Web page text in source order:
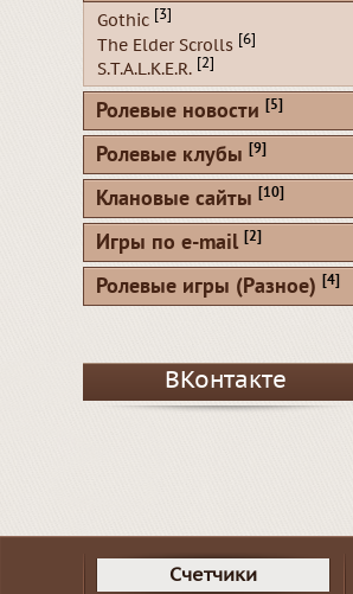
Gothic [3]
The Elder Scrolls [6]
S.T.A.L.K.E.R. [2]
Ролевые новости [5]
Ролевые клубы [9]
Клановые сайты [10]
Игры по e-mail [2]
Ролевые игры (Разное) [4]
ВКонтакте
Счетчики